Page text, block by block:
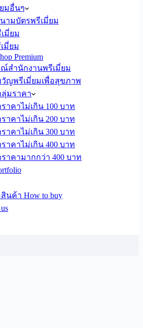
มอื่นๆ
ามบัตรพรีเมี่ยม
มี่ยม
มี่ยม
Premium
สำนักงานพรีเมี่ยม
ญพรีเมี่ยมเพื่อสุขภาพ
มราคา
าคาไม่เกิน 100 บาท
าคาไม่เกิน 200 บาท
าคาไม่เกิน 300 บาท
าคาไม่เกิน 400 บาท
าคามากกว่า 400 บาท
ค้า How to buy